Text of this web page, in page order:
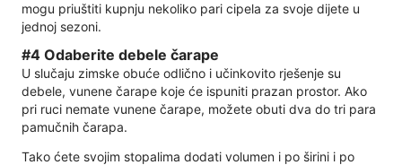
mogu priuštiti kupnju nekoliko pari cipela za svoje dijete u
jednoj sezoni.
#4 Odaberite debele čarape
U slučaju zimske obuće odlično i učinkovito rješenje su
debele, vunene čarape koje će ispuniti prazan prostor. Ako
pri ruci nemate vunene čarape, možete obuti dva do tri para
pamučnih čarapa.
Tako ćete svojim stopalima dodati volumen i po širini i po